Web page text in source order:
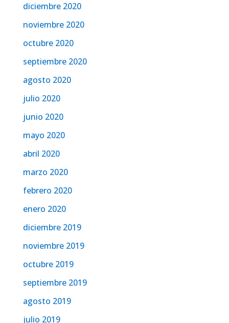
diciembre 2020
noviembre 2020
octubre 2020
septiembre 2020
agosto 2020
julio 2020
junio 2020
mayo 2020
abril 2020
marzo 2020
febrero 2020
enero 2020
diciembre 2019
noviembre 2019
octubre 2019
septiembre 2019
agosto 2019
julio 2019